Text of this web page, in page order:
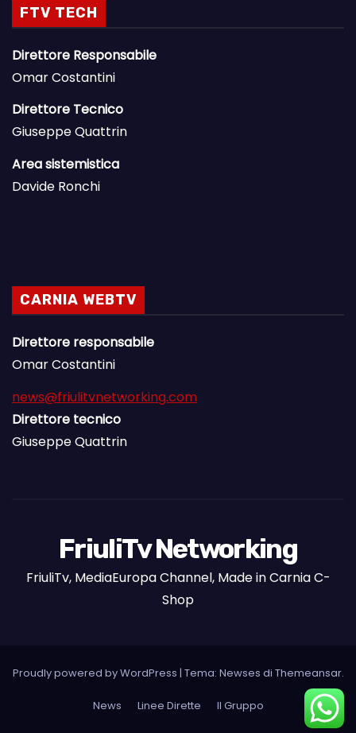
FTV TECH
Direttore Responsabile
Omar Costantini
Direttore Tecnico
Giuseppe Quattrin
Area sistemistica
Davide Ronchi
CARNIA WEBTV
Direttore responsabile
Omar Costantini
news@friulitvnetworking.com
Direttore tecnico
Giuseppe Quattrin
FriuliTv Networking
FriuliTv, MediaEuropa Channel, Made in Carnia C-
Shop
Proudly powered by WordPress | Tema: Newses di Themeansar.
News Linee Dirette Il Gruppo